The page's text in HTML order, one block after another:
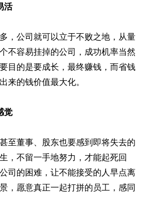
活
，公司就可以立于不败之地，从量
不容易挂掉的公司，成功机率当然
目的是要成长，最终赚钱，而省钱
来的钱价值最大化。
觉
至董事、股东也要感到即将失去的
，不留一手地努力，才能起死回
司的困难，让不能接受的人早点离
，愿意真正一起打拼的员工，感同